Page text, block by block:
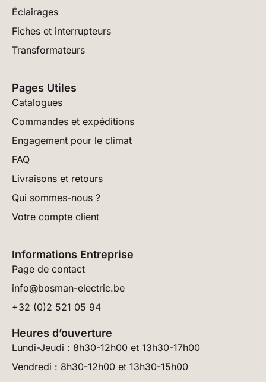
Éclairages
Fiches et interrupteurs
Transformateurs
Pages Utiles
Catalogues
Commandes et expéditions
Engagement pour le climat
FAQ
Livraisons et retours
Qui sommes-nous ?
Votre compte client
Informations Entreprise
Page de contact
info@bosman-electric.be
+32 (0)2 521 05 94
Heures d’ouverture
Lundi-Jeudi : 8h30-12h00 et 13h30-17h00
Vendredi : 8h30-12h00 et 13h30-15h00